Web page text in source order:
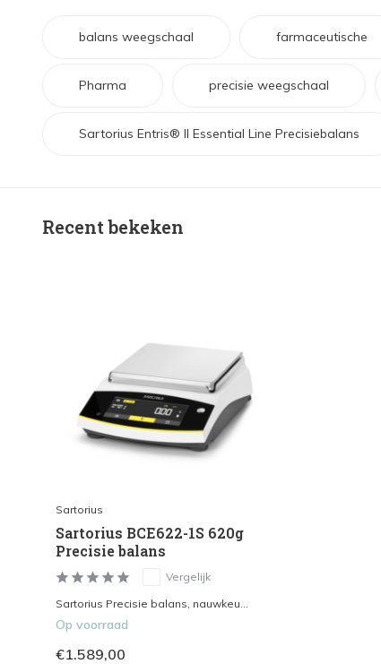
balans weegschaal farmaceutische
Pharma precisie weegschaal
Sartorius Entris® II Essential Line Precisiebalans
Recent bekeken
Sartorius
Sartorius BCE622-1S 620g
Precisie balans
Vergelijk
Sartorius Precisie balans, nauwkeu...
Op voorraad
€1.589,00